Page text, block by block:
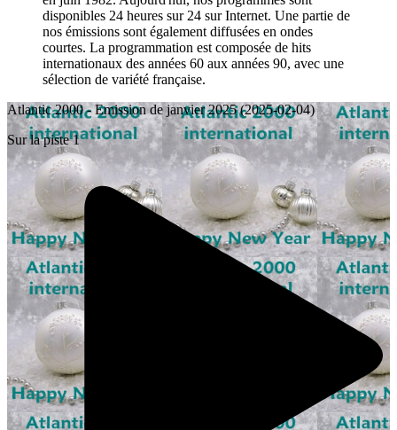
disponibles 24 heures sur 24 sur Internet. Une partie de
nos émissions sont également diffusées en ondes
courtes. La programmation est composée de hits
internationaux des années 60 aux années 90, avec une
sélection de variété française.
Atlantic 2000 - Emission de janvier 2025 (2025-02-04)
Sur la piste 1